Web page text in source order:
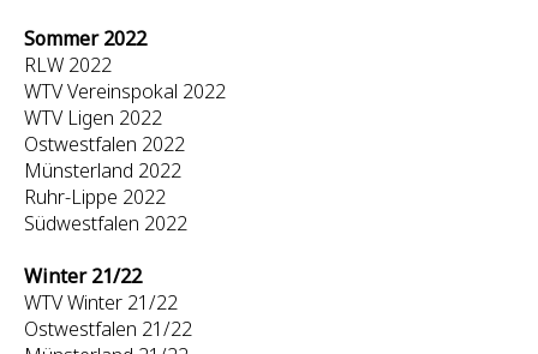
Sommer 2022
RLW 2022
WTV Vereinspokal 2022
WTV Ligen 2022
Ostwestfalen 2022
Münsterland 2022
Ruhr-Lippe 2022
Südwestfalen 2022
Winter 21/22
WTV Winter 21/22
Ostwestfalen 21/22